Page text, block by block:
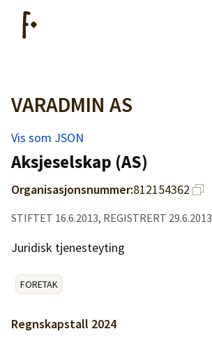
Artikler
Hjelp
Kjøpe lister
Priser
Logg inn
VARADMIN AS
Vis som JSON
Aksjeselskap (AS)
Organisasjonsnummer:812154362
STIFTET 16.6.2013, REGISTRERT 29.6.2013
Juridisk tjenesteyting
FORETAK
Regnskapstall 2024